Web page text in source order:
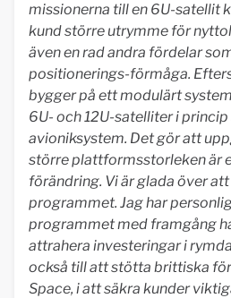
missionerna till en 6U-satellit
kund större utrymme för
även en rad andra fördelar
positionerings-förmåga.
bygger på ett modulärt
6U- och 12U-satelliter i
avioniksystem. Det gör att
större plattformsstorleken är
förändring. Vi är glada över
programmet. Jag har
programmet med framgång
attrahera investeringar i
också till att stötta brittiska
Space, i att säkra kunder